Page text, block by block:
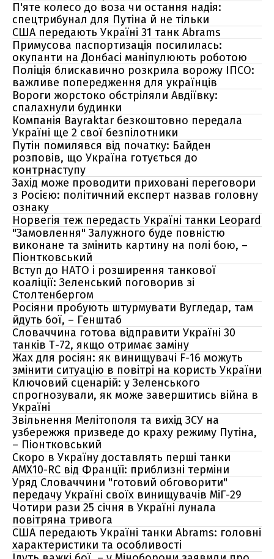
П'яте колесо до воза чи остання надія:
cпецтрибунал для Путіна й не тільки
США передають Україні 31 танк Abrams
Примусова паспортизація посилилась:
окупанти на Донбасі маніпулюють роботою
Поліція блискавично розкрила ворожу ІПСО:
важливе попередження для українців
Вороги жорстоко обстріляли Авдіївку:
спалахнули будинки
Компанія Bayraktar безкоштовно передала
Україні ще 2 свої безпілотники
Путін помилявся від початку: Байден
розповів, що Україна готується до
контрнаступу
Захід може проводити приховані переговори
з Росією: політичний експерт назвав головну
ознаку
Норвегія теж передасть Україні танки Leopard
"Замовлення" Залужного буде повністю
виконане та змінить картину на полі бою, –
Піонтковський
Вступ до НАТО і розширення танкової
коаліції: Зеленський поговорив зі
Столтенбергом
Росіяни пробують штурмувати Вугледар, там
йдуть бої, – Генштаб
Словаччина готова відправити Україні 30
танків Т-72, якщо отримає заміну
Жах для росіян: як винищувачі F-16 можуть
змінити ситуацію в повітрі на користь України
Ключовий сценарій: у Зеленського
спрогнозували, як може завершитись війна в
Україні
Звільнення Мелітополя та вихід ЗСУ на
узбережжя призведе до краху режиму Путіна,
– Піонтковський
Скоро в Україну доставлять перші танки
AMX10-RC від Францїі: приблизні терміни
Уряд Словаччини "готовий обговорити"
передачу Україні своїх винищувачів МіГ-29
Чотири рази 25 січня в Україні лунала
повітряна тривога
США передають Україні танки Abrams: головні
характеристики та особливості